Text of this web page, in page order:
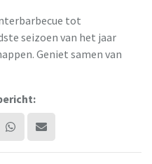
tot
seizoen van het jaar
Geniet samen van